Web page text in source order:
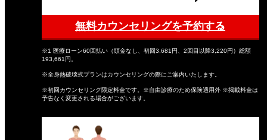
無料カウンセリングを予約する
※1 医療ローン60回払い（頭金なし、初回3,681円、2回目以降3,220円）総額
193,661円。
※全身熱破壊式プランはカウンセリングの際にご案内いたします。
※初回カウンセリング限定料金です。※自由診療のため保険適用外 ※掲載料金は
予告なく変更される場合がございます。